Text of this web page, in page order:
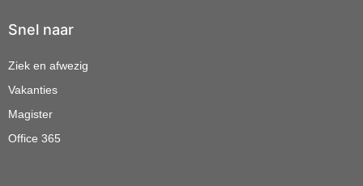
Snel naar
Ziek en afwezig
Vakanties
Magister
Office 365